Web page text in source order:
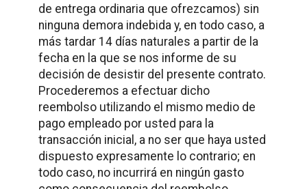
de entrega ordinaria que ofrezcamos) sin
ninguna demora indebida y, en todo caso, a
más tardar 14 días naturales a partir de la
fecha en la que se nos informe de su
decisión de desistir del presente contrato.
Procederemos a efectuar dicho
reembolso utilizando el mismo medio de
pago empleado por usted para la
transacción inicial, a no ser que haya usted
dispuesto expresamente lo contrario; en
todo caso, no incurrirá en ningún gasto